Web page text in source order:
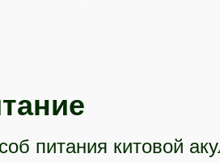
питания китовой